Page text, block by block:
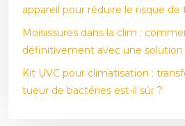
appareil pour réduire le risque de
Moisissures dans la clim :
définitivement avec une
Kit UVC pour climatisation :
tueur de bactéries est-il sûr ?